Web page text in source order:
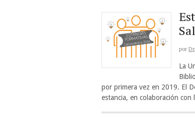
por
La
por primera vez en 2019. El
estancia, en colaboración con